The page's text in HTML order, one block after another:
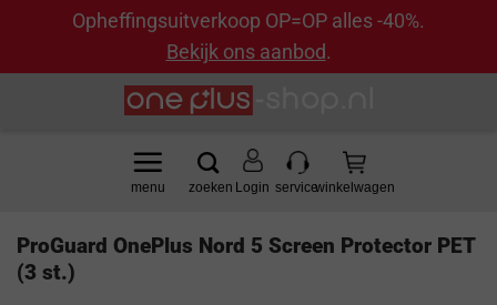
Opheffingsuitverkoop OP=OP alles -40%.
Bekijk ons aanbod.
Login
ProGuard OnePlus Nord 5 Screen Protector PET
(3 st.)